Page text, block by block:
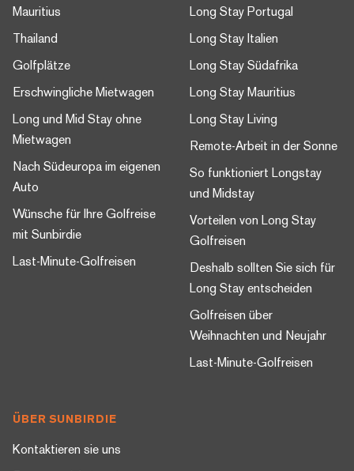
Mauritius
Thailand
Golfplätze
Erschwingliche Mietwagen
Long und Mid Stay ohne
Mietwagen
Nach Südeuropa im eigenen
Auto
Wünsche für Ihre Golfreise
mit Sunbirdie
Last-Minute-Golfreisen
Long Stay Portugal
Long Stay Italien
Long Stay Südafrika
Long Stay Mauritius
Long Stay Living
Remote-Arbeit in der Sonne
So funktioniert Longstay
und Midstay
Vorteilen von Long Stay
Golfreisen
Deshalb sollten Sie sich für
Long Stay entscheiden
Golfreisen über
Weihnachten und Neujahr
Last-Minute-Golfreisen
ÜBER SUNBIRDIE
Kontaktieren sie uns